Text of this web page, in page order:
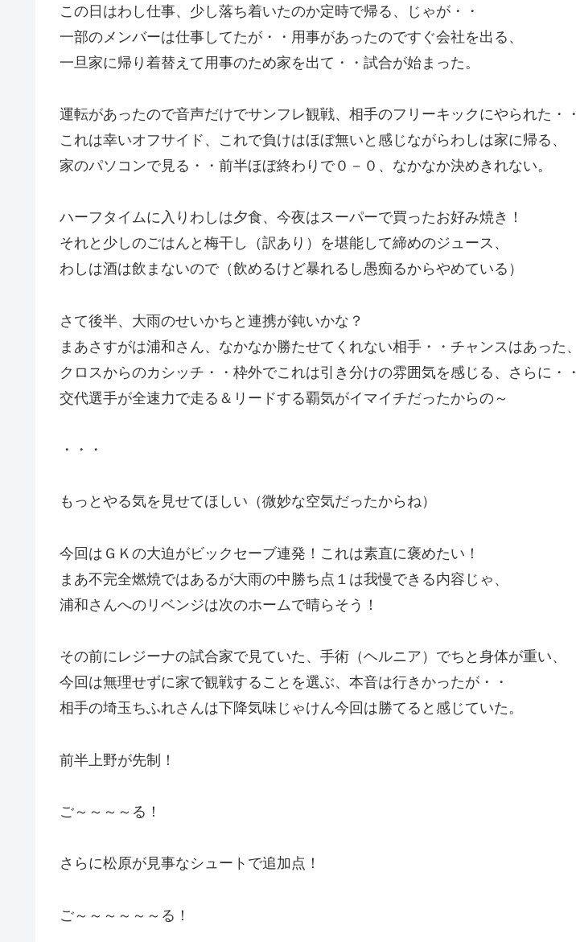
この日はわし仕事、少し落ち着いたのか定時で帰る、じゃが・・
一部のメンバーは仕事してたが・・用事があったのですぐ会社を出る、
一旦家に帰り着替えて用事のため家を出て・・試合が始まった。
運転があったので音声だけでサンフレ観戦、相手のフリーキックにやられた・・
これは幸いオフサイド、これで負けはほぼ無いと感じながらわしは家に帰る、
家のパソコンで見る・・前半ほぼ終わりで０－０、なかなか決めきれない。
ハーフタイムに入りわしは夕食、今夜はスーパーで買ったお好み焼き！
それと少しのごはんと梅干し（訳あり）を堪能して締めのジュース、
わしは酒は飲まないので（飲めるけど暴れるし愚痴るからやめている）
さて後半、大雨のせいかちと連携が鈍いかな？
まあさすがは浦和さん、なかなか勝たせてくれない相手・・チャンスはあった、
クロスからのカシッチ・・枠外でこれは引き分けの雰囲気を感じる、さらに・・
交代選手が全速力で走る＆リードする覇気がイマイチだったからの～
・・・
もっとやる気を見せてほしい（微妙な空気だったからね）
今回はＧＫの大迫がビックセーブ連発！これは素直に褒めたい！
まあ不完全燃焼ではあるが大雨の中勝ち点１は我慢できる内容じゃ、
浦和さんへのリベンジは次のホームで晴らそう！
その前にレジーナの試合家で見ていた、手術（ヘルニア）でちと身体が重い、
今回は無理せずに家で観戦することを選ぶ、本音は行きかったが・・
相手の埼玉ちふれさんは下降気味じゃけん今回は勝てると感じていた。
前半上野が先制！
ご～～～～る！
さらに松原が見事なシュートで追加点！
ご～～～～～～る！